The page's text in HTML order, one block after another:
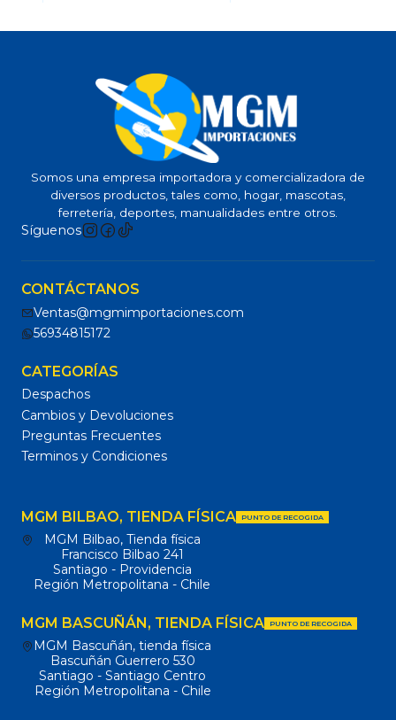
Somos una empresa importadora y comercializadora de
diversos productos, tales como, hogar, mascotas,
ferretería, deportes, manualidades entre otros.
Síguenos
CONTÁCTANOS
Ventas@mgmimportaciones.com
56934815172
CATEGORÍAS
Despachos
Cambios y Devoluciones
Preguntas Frecuentes
Terminos y Condiciones
MGM BILBAO, TIENDA FÍSICA PUNTO DE RECOGIDA
MGM Bilbao, Tienda física
Francisco Bilbao 241
Santiago - Providencia
Región Metropolitana - Chile
MGM BASCUÑÁN, TIENDA FÍSICA PUNTO DE RECOGIDA
MGM Bascuñán, tienda física
Bascuñán Guerrero 530
Santiago - Santiago Centro
Región Metropolitana - Chile